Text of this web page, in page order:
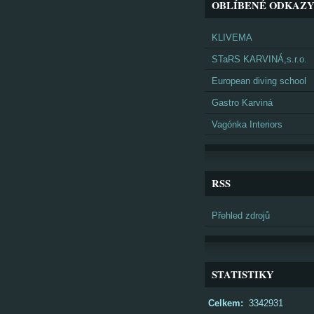
OBLÍBENÉ ODKAZY
KLIVEMA
STaRS KARVINÁ,s.r.o.
European diving school
Gastro Karviná
Vagónka Interiors
RSS
Přehled zdrojů
STATISTIKY
Celkem: 3342931